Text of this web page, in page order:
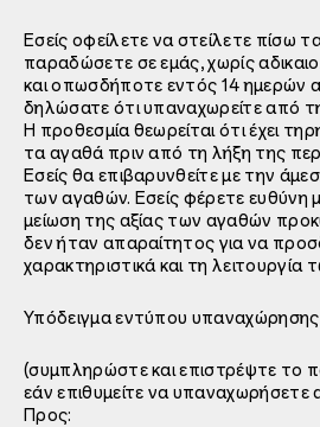
Εσείς οφείλετε να στείλετε πίσω
παραδώσετε σε εμάς, χωρίς
και οπωσδήποτε εντός 14 ημερών
δηλώσατε ότι υπαναχωρείτε από
Η προθεσμία θεωρείται ότι έχει
τα αγαθά πριν από τη λήξη της
Εσείς θα επιβαρυνθείτε με την
των αγαθών. Εσείς φέρετε ευθύνη
μείωση της αξίας των αγαθών
δεν ήταν απαραίτητος για να
χαρακτηριστικά και τη λειτουργία
Υπόδειγμα εντύπου υπαναχώρησης
(συμπληρώστε και επιστρέψτε το
εάν επιθυμείτε να
Προς: